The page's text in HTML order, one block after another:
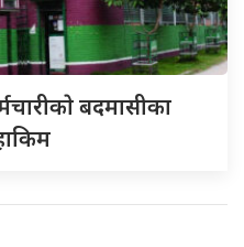
बदमासीका